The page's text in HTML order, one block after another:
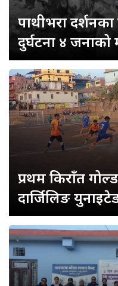
पाथीभरा
दुर्घटना ४ जनाको
प्रथम किराँत
दार्जिलिङ